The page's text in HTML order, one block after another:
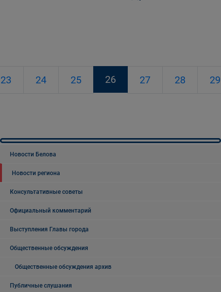
23 24 25 26 27 28 29
Новости Белова
Новости региона
Консультативные советы
Официальный комментарий
Выступления Главы города
Общественные обсуждения
Общественные обсуждения архив
Публичные слушания